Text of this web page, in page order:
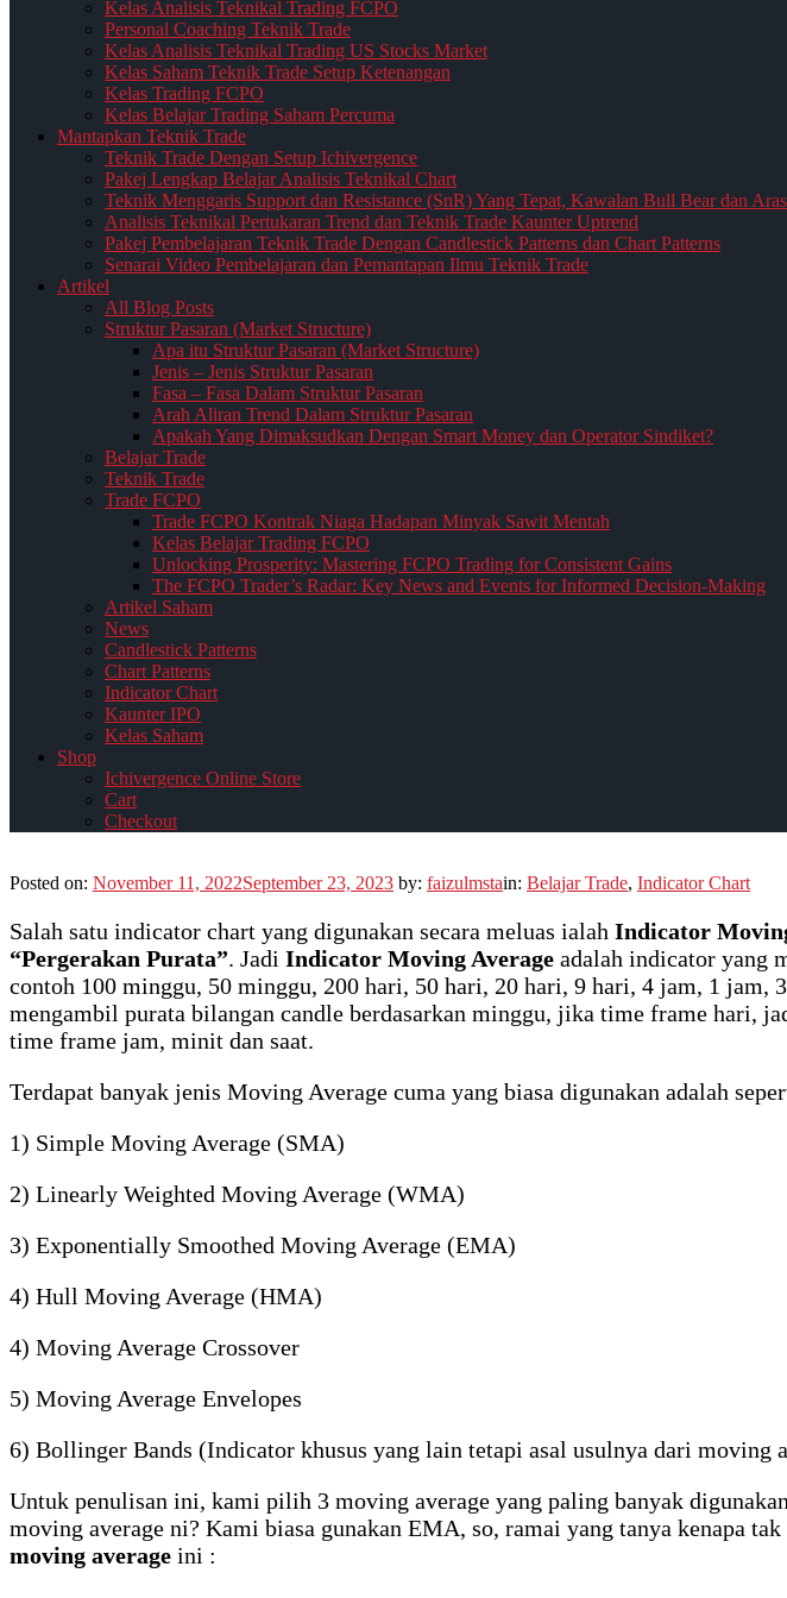
Kelas Analisis Teknikal Trading FCPO
Personal Coaching Teknik Trade
Kelas Analisis Teknikal Trading US Stocks Market
Kelas Saham Teknik Trade Setup Ketenangan
Kelas Trading FCPO
Kelas Belajar Trading Saham Percuma
Mantapkan Teknik Trade
Teknik Trade Dengan Setup Ichivergence
Pakej Lengkap Belajar Analisis Teknikal Chart
Teknik Menggaris Support dan Resistance (SnR) Yang Tepat, Kawalan Bull Bear dan
Analisis Teknikal Pertukaran Trend dan Teknik Trade Kaunter Uptrend
Pakej Pembelajaran Teknik Trade Dengan Candlestick Patterns dan Chart Patterns
Senarai Video Pembelajaran dan Pemantapan Ilmu Teknik Trade
Artikel
All Blog Posts
Struktur Pasaran (Market Structure)
Apa itu Struktur Pasaran (Market Structure)
Jenis – Jenis Struktur Pasaran
Fasa – Fasa Dalam Struktur Pasaran
Arah Aliran Trend Dalam Struktur Pasaran
Apakah Yang Dimaksudkan Dengan Smart Money dan Operator Sindiket?
Belajar Trade
Teknik Trade
Trade FCPO
Trade FCPO Kontrak Niaga Hadapan Minyak Sawit Mentah
Kelas Belajar Trading FCPO
Unlocking Prosperity: Mastering FCPO Trading for Consistent Gains
The FCPO Trader’s Radar: Key News and Events for Informed Decision-Making
Artikel Saham
News
Candlestick Patterns
Chart Patterns
Indicator Chart
Kaunter IPO
Kelas Saham
Shop
Ichivergence Online Store
Cart
Checkout
Posted on: November 11, 2022September 23, 2023 by: faizulmstain: Belajar Trade, Indicator Chart
Salah satu indicator chart yang digunakan secara meluas ialah Indicator
“Pergerakan Purata”. Jadi Indicator Moving Average adalah indicator yang
contoh 100 minggu, 50 minggu, 200 hari, 50 hari, 20 hari, 9 hari, 4 jam, 1
mengambil purata bilangan candle berdasarkan minggu, jika time frame hari,
time frame jam, minit dan saat.
Terdapat banyak jenis Moving Average cuma yang biasa digunakan adalah
1) Simple Moving Average (SMA)
2) Linearly Weighted Moving Average (WMA)
3) Exponentially Smoothed Moving Average (EMA)
4) Hull Moving Average (HMA)
4) Moving Average Crossover
5) Moving Average Envelopes
6) Bollinger Bands (Indicator khusus yang lain tetapi asal usulnya dari moving
Untuk penulisan ini, kami pilih 3 moving average yang paling banyak
moving average ni? Kami biasa gunakan EMA, so, ramai yang tanya kenapa
moving average ini :